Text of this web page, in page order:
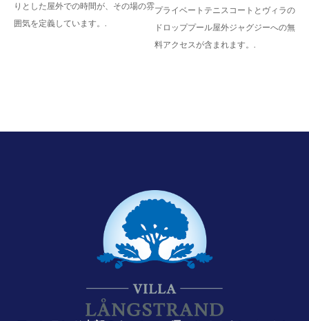
りとした屋外での時間が、その場の雰
囲気を定義しています。.
プライベートテニスコートとヴィラの
ドロッププール屋外ジャグジーへの無
料アクセスが含まれます。.